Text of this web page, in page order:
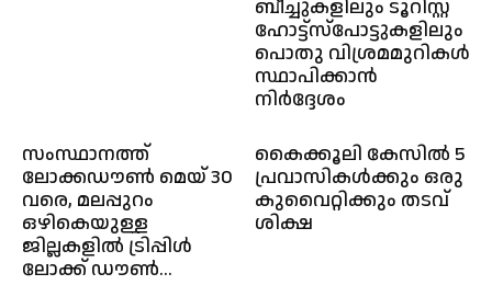
ബീച്ചുകളിലും ടൂറിസ്റ്റ്
ഹോട്ട്‌സ്‌പോട്ടുകളിലും
പൊതു വിശ്രമമുറികൾ
സ്ഥാപിക്കാൻ
നിർദ്ദേശം
സംസ്ഥാനത്ത്
ലോക്കഡൗൺ മെയ് 30
വരെ, മലപ്പുറം
ഒഴികെയുള്ള
ജില്ലകളിൽ ട്രിപ്പിൾ
ലോക്ക് ഡൗൺ...
കൈക്കൂലി കേസിൽ 5
പ്രവാസികൾക്കും ഒരു
കുവൈറ്റിക്കും തടവ്
ശിക്ഷ